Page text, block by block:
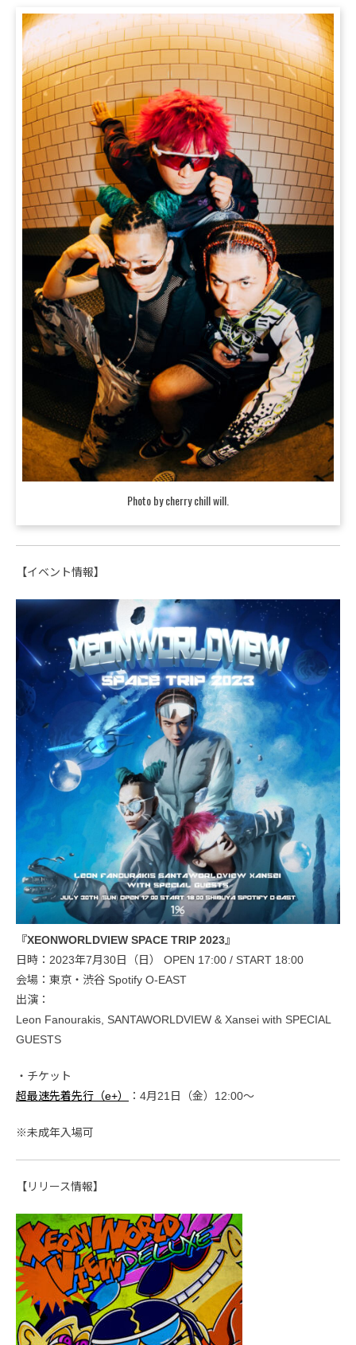
Photo by cherry chill will.
【イベント情報】
『XEONWORLDVIEW SPACE TRIP 2023』
日時：2023年7月30日（日） OPEN 17:00 / START 18:00
会場：東京・渋谷 Spotify O-EAST
出演：
Leon Fanourakis, SANTAWORLDVIEW & Xansei with SPECIAL
GUESTS
・チケット
超最速先着先行（e+）
：4月21日（金）12:00〜
※未成年入場可
【リリース情報】